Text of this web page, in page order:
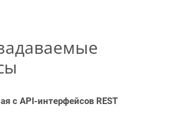
с API-интерфейсов REST